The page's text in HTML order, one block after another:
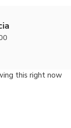
this right now